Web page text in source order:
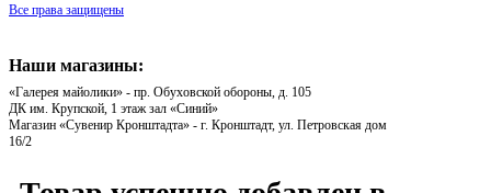
Все права защищены
Наши магазины:
«Галерея майолики» - пр. Обуховской обороны, д. 105
ДК им. Крупской, 1 этаж зал «Синий»
Магазин «Сувенир Кронштадта» - г. Кронштадт, ул. Петровская дом
16/2